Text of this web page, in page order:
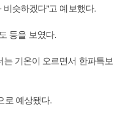
슷하겠다”고 예보했다.
등을 보였다.
기온이 오르면서 한파특보
로 예상됐다.